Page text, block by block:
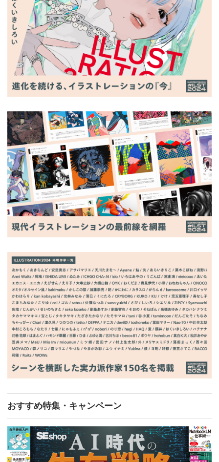
おすすめ特集・キャンペーン